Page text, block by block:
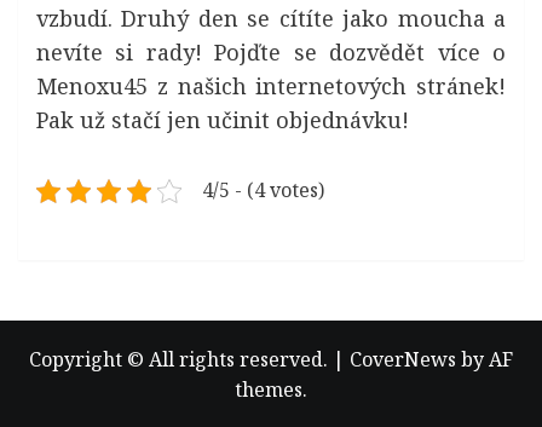
vzbudí. Druhý den se cítíte jako moucha a
nevíte si rady! Pojďte se dozvědět více o
Menoxu45 z našich internetových stránek!
Pak už stačí jen učinit objednávku!
4/5 - (4 votes)
Copyright © All rights reserved. | CoverNews by AF
themes.